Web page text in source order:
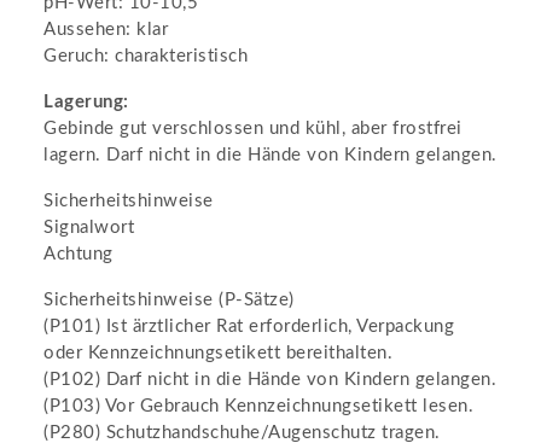
Aussehen: klar
Geruch: charakteristisch
Lagerung:
Gebinde gut verschlossen und kühl, aber frostfrei
lagern. Darf nicht in die Hände von Kindern gelangen.
Sicherheitshinweise
Signalwort
Achtung
Sicherheitshinweise (P-Sätze)
(P101) Ist ärztlicher Rat erforderlich, Verpackung
oder Kennzeichnungsetikett bereithalten.
(P102) Darf nicht in die Hände von Kindern gelangen.
(P103) Vor Gebrauch Kennzeichnungsetikett lesen.
(P280) Schutzhandschuhe/Augenschutz tragen.